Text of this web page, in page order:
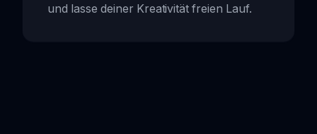
und lasse deiner Kreativität freien Lauf.